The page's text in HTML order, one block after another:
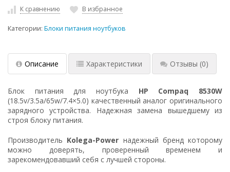
К сравнению В избранное
Категории: Блоки питания ноутбуков
Описание Характеристики Отзывы (0)
Блок питания для ноутбука HP Compaq 8530W
(18.5v/3.5a/65w/7.4×5.0) качественный аналог оригинального
зарядного устройства. Надежная замена вышедшему из
строя блоку питания.
Производитель Kolega-Power надежный бренд которому
можно доверять, проверенный временем и
зарекомендовавший себя с лучшей стороны.